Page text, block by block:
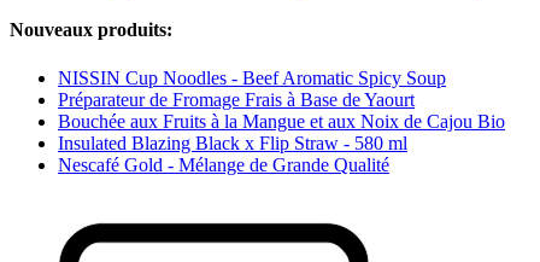
Nouveaux produits:
NISSIN Cup Noodles - Beef Aromatic Spicy Soup
Préparateur de Fromage Frais à Base de Yaourt
Bouchée aux Fruits à la Mangue et aux Noix de Cajou Bio
Insulated Blazing Black x Flip Straw - 580 ml
Nescafé Gold - Mélange de Grande Qualité